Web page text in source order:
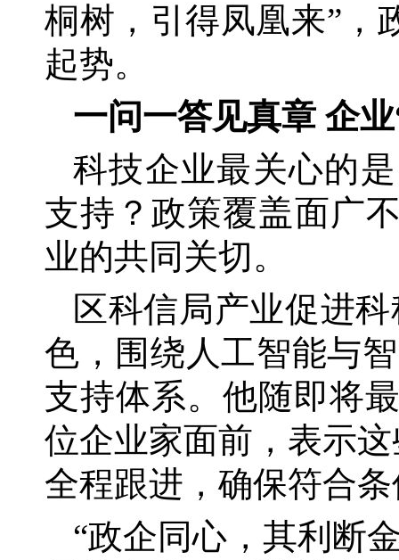
桐树，引得凤凰来”，
起势。
一问一答见真章 企业
科技企业最关心的
支持？政策覆盖面广
业的共同关切。
区科信局产业促进
色，围绕人工智能与
支持体系。他随即将
位企业家面前，表示
全程跟进，确保符合
“政企同心，其利断